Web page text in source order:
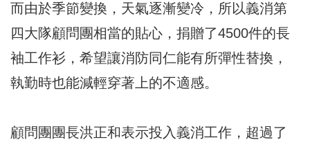
而由於季節變換，天氣逐漸變冷，所以義消第
四大隊顧問團相當的貼心，捐贈了4500件的長
袖工作衫，希望讓消防同仁能有所彈性替換，
執勤時也能減輕穿著上的不適感。
顧問團團長洪正和表示投入義消工作，超過了